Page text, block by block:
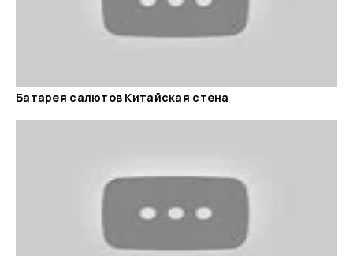
Батарея салютов Китайская стена